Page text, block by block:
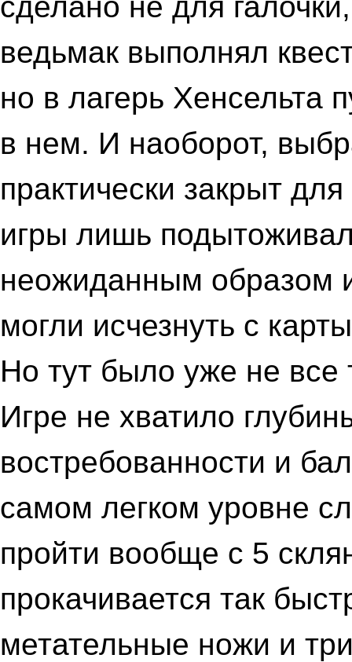
ведьмак выполнял
но в лагерь Хенсельта
в нем. И наоборот,
практически закрыт
игры лишь
неожиданным образом
могли исчезнуть с
Но тут было уже не все
Игре не хватило
востребованности и
самом легком уровне
пройти вообще с 5
прокачивается так
метательные ножи и